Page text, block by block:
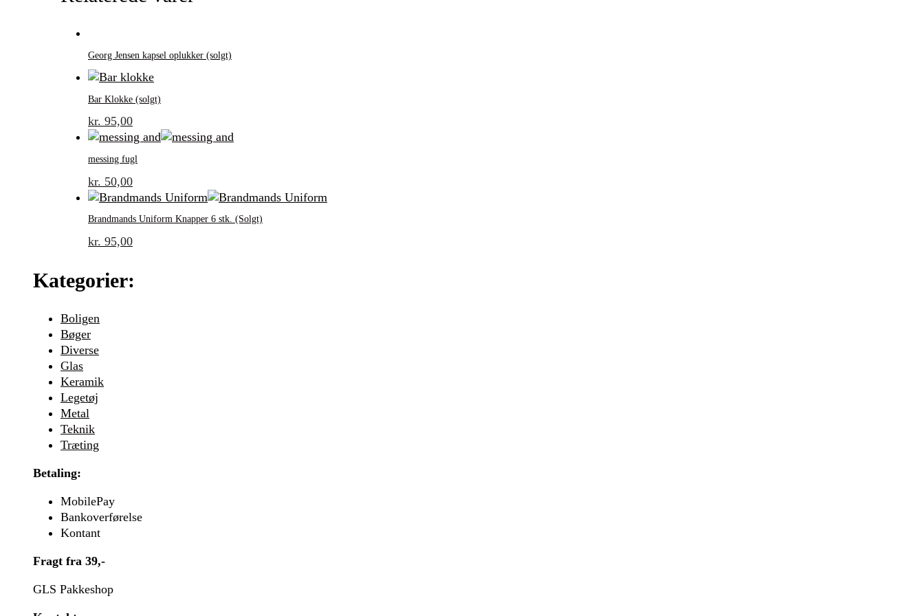
Georg Jensen kapsel oplukker (solgt)
Bar Klokke (solgt)
kr. 95,00
messing fugl
kr. 50,00
Brandmands Uniform Knapper 6 stk. (Solgt)
kr. 95,00
Kategorier:
Boligen
Bøger
Diverse
Glas
Keramik
Legetøj
Metal
Teknik
Træting
Betaling:
MobilePay
Bankoverførelse
Kontant
Fragt fra 39,-
GLS Pakkeshop